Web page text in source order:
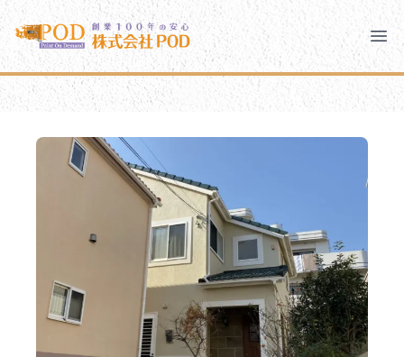
メインコンテンツにスキップ
株式会社ペイント・オン・デマンド
千葉の外壁塗装・屋根塗装なら創業100年の安心 ペイン
株式会社ペイント・オン・デマンド
モバイルメニュー
PODのまちづくり 安心の取り組み
ご相談と流れ